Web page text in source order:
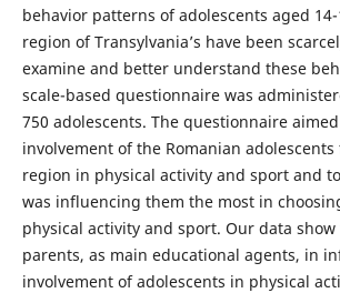
behavior patterns of adolescents aged
region of Transylvania’s have been
examine and better understand these
scale-based questionnaire was
750 adolescents. The questionnaire
involvement of the Romanian
region in physical activity and sport and
was influencing them the most in
physical activity and sport. Our data
parents, as main educational agents, in
involvement of adolescents in physical